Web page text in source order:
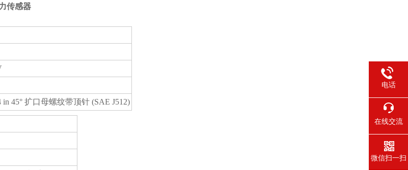
传感器
in 45° 扩口母螺纹带顶针 (SAE J512)
电话
在线交流
微信扫一扫